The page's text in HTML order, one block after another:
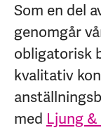
Som en del
genomgår
obligatorisk
kvalitativ
med Ljung